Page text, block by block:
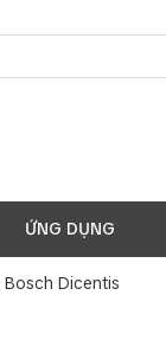
ỨNG DỤNG
Dicentis